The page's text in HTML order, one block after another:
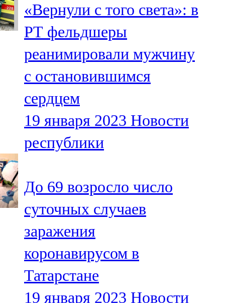
104,7 FM
Олы Әтнә
71,42 FM
Сарман
107,8 FM
Теләче
106,1 FM
102,6 FM
Чирмешән
107,7 FM
Чистай
103,0 FM
«Вернули с того света»: в
РТ фельдшеры
реанимировали мужчину
с остановившимся
сердцем
19 января 2023 Новости
республики
До 69 возросло число
суточных случаев
заражения
коронавирусом в
Татарстане
19 января 2023 Новости